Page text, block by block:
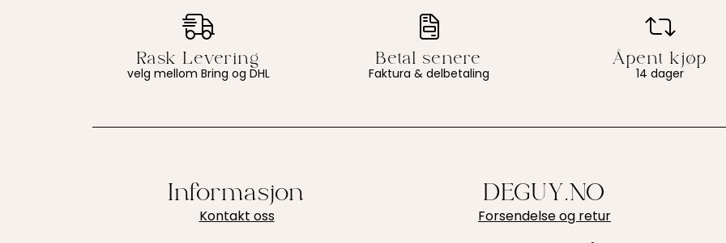
velg mellom Bring og DHL Faktura & delbetaling 14 dager
Kontakt oss
Forsendelse og retur